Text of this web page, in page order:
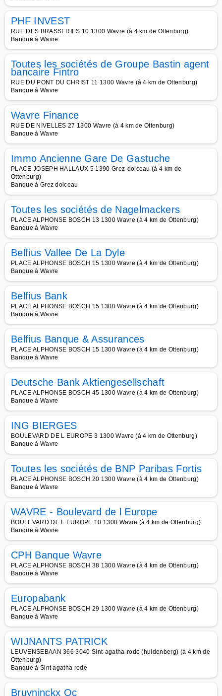
PHF INVEST
RUE DES BRASSERIES 10 1300 Wavre (à 4 km de Ottenburg)
Banque à Wavre
Toutes les sociétés de Groupe Bastin agent
bancaire Fintro
RUE DU PONT DU CHRIST 11 1300 Wavre (à 4 km de Ottenburg)
Banque à Wavre
Wavre Finance
RUE DE NIVELLES 27 1300 Wavre (à 4 km de Ottenburg)
Banque à Wavre
Immo Ancienne Gare De Gastuche
PLACE JOSEPH HALLAUX 5 1390 Grez-doiceau (à 4 km de
Ottenburg)
Banque à Grez doiceau
Toutes les sociétés de Nagelmackers
PLACE ALPHONSE BOSCH 13 1300 Wavre (à 4 km de Ottenburg)
Banque à Wavre
Belfius Vallee De La Dyle
PLACE ALPHONSE BOSCH 15 1300 Wavre (à 4 km de Ottenburg)
Banque à Wavre
Belfius Bank
PLACE ALPHONSE BOSCH 15 1300 Wavre (à 4 km de Ottenburg)
Banque à Wavre
Belfius Banque & Assurances
PLACE ALPHONSE BOSCH 15 1300 Wavre (à 4 km de Ottenburg)
Banque à Wavre
Deutsche Bank Aktiengesellschaft
PLACE ALPHONSE BOSCH 45 1300 Wavre (à 4 km de Ottenburg)
Banque à Wavre
ING BIERGES
BOULEVARD DE L EUROPE 3 1300 Wavre (à 4 km de Ottenburg)
Banque à Wavre
Toutes les sociétés de BNP Paribas Fortis
PLACE ALPHONSE BOSCH 20 1300 Wavre (à 4 km de Ottenburg)
Banque à Wavre
WAVRE - Boulevard de l Europe
BOULEVARD DE L EUROPE 10 1300 Wavre (à 4 km de Ottenburg)
Banque à Wavre
CPH Banque Wavre
PLACE ALPHONSE BOSCH 38 1300 Wavre (à 4 km de Ottenburg)
Banque à Wavre
Europabank
PLACE ALPHONSE BOSCH 29 1300 Wavre (à 4 km de Ottenburg)
Banque à Wavre
WIJNANTS PATRICK
LEUVENSEBAAN 366 3040 Sint-agatha-rode (huldenberg) (à 4 km de
Ottenburg)
Banque à Sint agatha rode
Bruyninckx Oc